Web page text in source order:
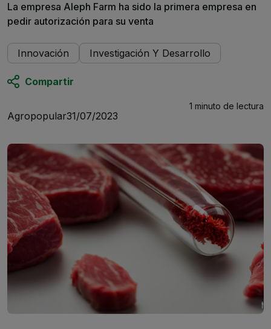
La empresa Aleph Farm ha sido la primera empresa en
pedir autorización para su venta
Innovación Investigación Y Desarrollo
Compartir
Agropopular31/07/2023
1 minuto de lectura